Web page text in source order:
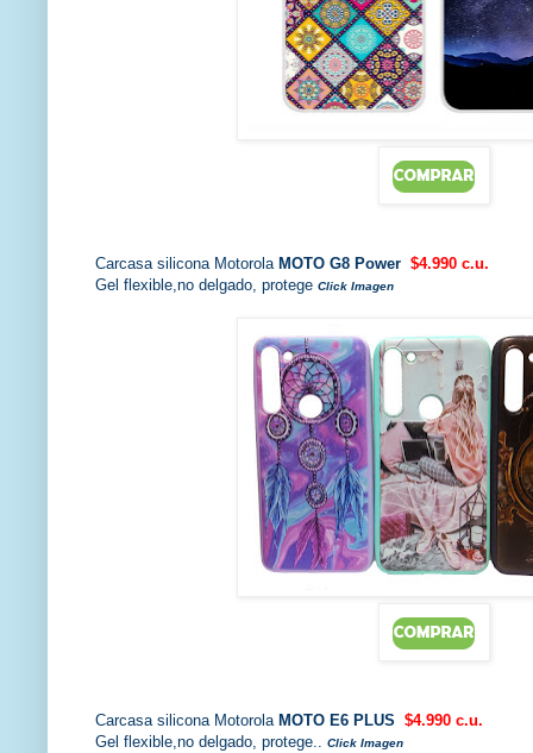
Carcasa silicona Motorola MOTO G8 Power $4.990 c.u.
Gel flexible,no delgado, protege Click Imagen
Carcasa silicona Motorola MOTO E6 PLUS $4.990 c.u.
Gel flexible,no delgado, protege.. Click Imagen